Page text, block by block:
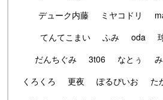
デューク内藤
ミヤコドリ
てんてこまい
ふみ oda
だんちぐみ
3t06 なとぅ
くろくろ
更夜 ぽるぴいお た